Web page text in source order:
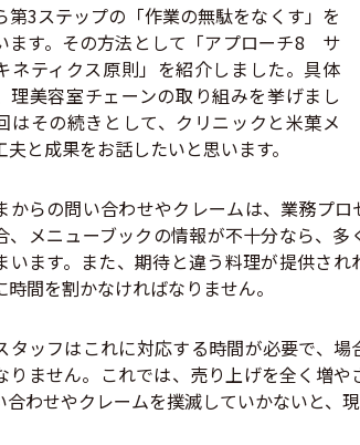
第3ステップの「作業の無駄をなくす」を
ます。その方法として「アプローチ8 サ
ネティクス原則」を紹介しました。具体
理美容室チェーンの取り組みを挙げまし
はその続きとして、クリニックと米菓メ
夫と成果をお話したいと思います。
からの問い合わせやクレームは、業務プ
、メニューブックの情報が不十分なら、
います。また、期待と違う料理が提供さ
時間を割かなければなりません。
ッフはこれに対応する時間が必要で、場
りません。これでは、売り上げを全く増
合わせやクレームを撲滅していかないと、